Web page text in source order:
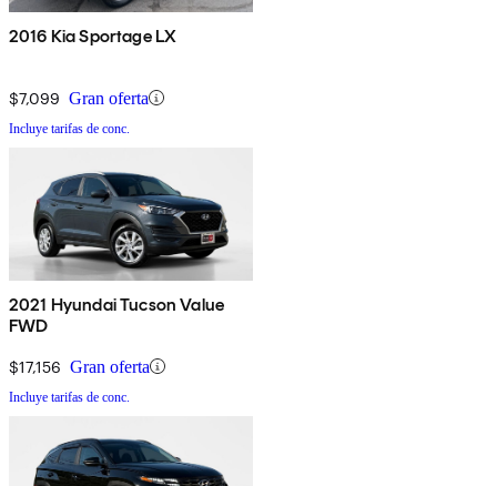
2016 Kia Sportage LX
$7,099 Gran oferta
Incluye tarifas de conc.
2021 Hyundai Tucson Value
FWD
$17,156 Gran oferta
Incluye tarifas de conc.